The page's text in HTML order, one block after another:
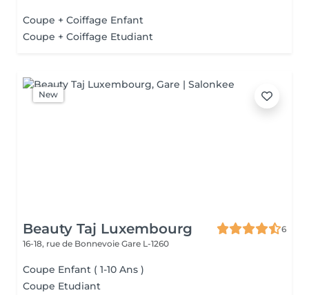
Coupe + Coiffage Enfant
Coupe + Coiffage Etudiant
New
Beauty Taj Luxembourg
6
16-18, rue de Bonnevoie Gare L-1260
Coupe Enfant ( 1-10 Ans )
Coupe Etudiant